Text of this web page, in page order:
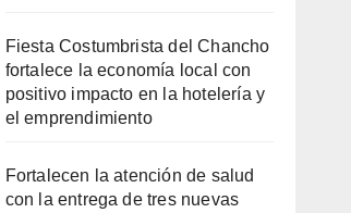
Fiesta Costumbrista del Chancho
fortalece la economía local con
positivo impacto en la hotelería y
el emprendimiento
Fortalecen la atención de salud
con la entrega de tres nuevas